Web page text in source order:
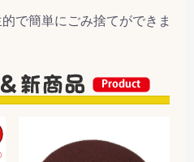
で簡単にごみ捨てができま